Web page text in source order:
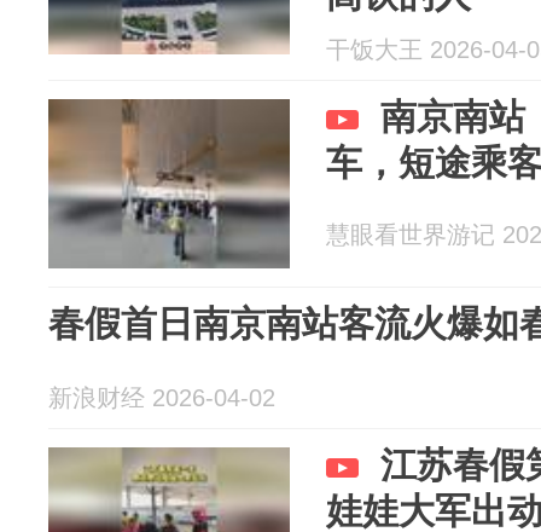
干饭大王 2026-04-
南京南站
车，短途乘
慧眼看世界游记
春假首日南京南站客流火爆如
新浪财经 2026-04-02
江苏春假
娃娃大军出